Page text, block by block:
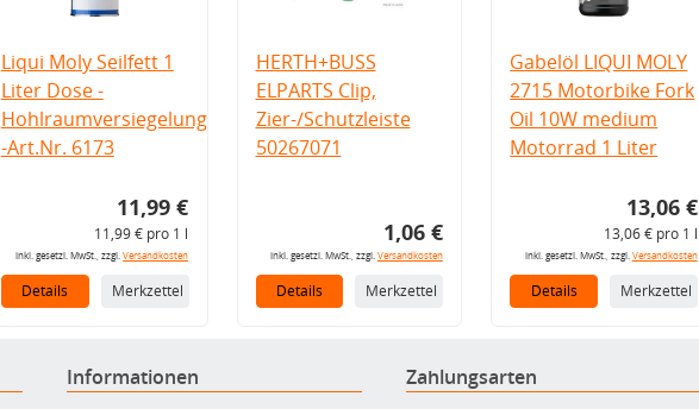
Liqui Moly Seilfett 1
Liter Dose -
Hohlraumversiegelung
-Art.Nr. 6173
11,99 €
11,99 € pro 1 l
inkl. gesetzl. MwSt., zzgl.Versandkosten
Details Merkzettel
HERTH+BUSS
ELPARTS Clip,
Zier-/Schutzleiste
50267071
1,06 €
inkl. gesetzl. MwSt., zzgl. Versandkosten
Details Merkzettel
Gabelöl LIQUI MOLY
2715 Motorbike Fork
Oil 10W medium
Motorrad 1 Liter
13,06 €
13,06 € pro 1 l
inkl. gesetzl. MwSt., zzgl. Versandkosten
Details Merkzettel
Informationen Zahlungsarten